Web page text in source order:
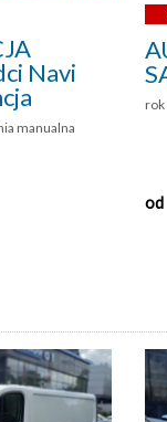
Navi
manualna
rok
od